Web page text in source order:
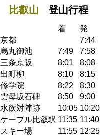
比叡山 登山行程
着
発
京都
7:44
烏丸御池
7:49 7:58
三条京阪
8:01 8:08
出町柳
8:10 8:15
修学院
8:22 8:30
雲母坂石碑
8:50 9:00
水飲対陣跡
10:05 10:20
ケーブル比叡駅 11:35 11:40
スキー場
11:55 12:25